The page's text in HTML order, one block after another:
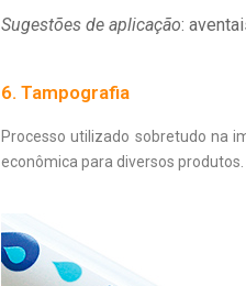
Sugestões de aplicação:
6. Tampografia
Processo utilizado sobretudo na
econômica para diversos produtos.